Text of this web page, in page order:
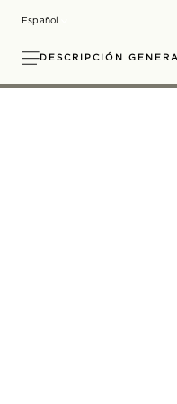
main
Select your Language
DESCRIPCIÓN